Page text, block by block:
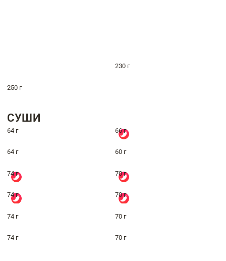
230 г
250 г
СУШИ
64 г 66 г
64 г 60 г
74 г 70 г
74 г 70 г
74 г 70 г
74 г 70 г